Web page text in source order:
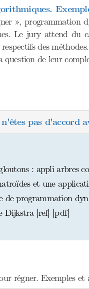
», programmation
Le jury attend du
des
de leur
pas d'accord
: appli arbres
et une
de programmation
Dijkstra [ref] [pdf]
régner. Exemples et